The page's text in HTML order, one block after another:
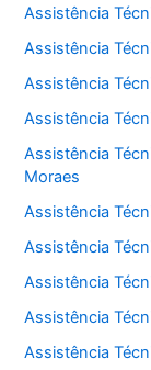
Assistência
Assistência
Assistência
Assistência
Assistência
Moraes
Assistência
Assistência
Assistência
Assistência
Assistência